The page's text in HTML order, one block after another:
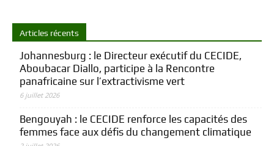
Articles récents
Johannesburg : le Directeur exécutif du CECIDE,
Aboubacar Diallo, participe à la Rencontre
panafricaine sur l’extractivisme vert
6 juillet 2026
Bengouyah : le CECIDE renforce les capacités des
femmes face aux défis du changement climatique